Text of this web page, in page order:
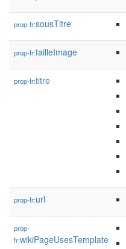
prop-fr:sousTitre
prop-fr:tailleImage
prop-fr:titre
prop-fr:url
prop-
fr:wikiPageUsesTemplate